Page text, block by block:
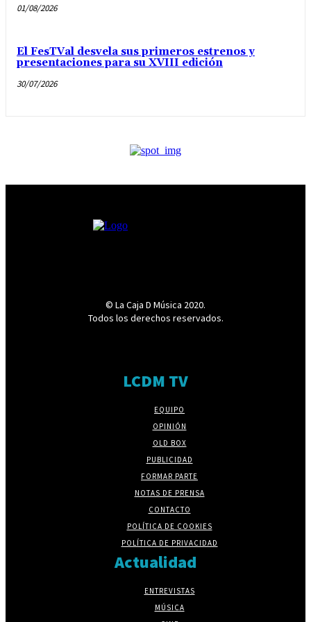
01/08/2026
El FesTVal desvela sus primeros estrenos y
presentaciones para su XVIII edición
30/07/2026
© La Caja D Música 2020.
Todos los derechos reservados.
LCDM TV
EQUIPO
OPINIÓN
OLD BOX
PUBLICIDAD
FORMAR PARTE
NOTAS DE PRENSA
CONTACTO
POLÍTICA DE COOKIES
POLÍTICA DE PRIVACIDAD
Actualidad
ENTREVISTAS
MÚSICA